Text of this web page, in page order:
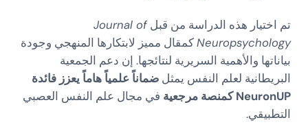
تم اختيار هذه الدراسة من قبلJournal of
Neuropsychologyكمقال مميز لابتكارها المنهجي وجودة
بياناتها والأهمية السريرية لنتائجها. إن دعم الجمعية
البريطانية لعلم النفس يمثل ضماناً علمياً هاماً يعزز فائدة
NeuronUP كمنصة مرجعية
في مجال علم النفس العصبي
التطبيقي.